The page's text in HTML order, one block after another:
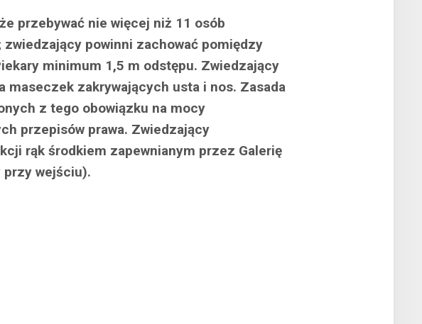
przebywać nie więcej niż 11 osób
powinni zachować pomiędzy
minimum 1,5 m odstępu. Zwiedzający
maseczek zakrywających usta i nos. Zasada
z tego obowiązku na mocy
przepisów prawa. Zwiedzający
rąk środkiem zapewnianym przez Galerię
przy wejściu).